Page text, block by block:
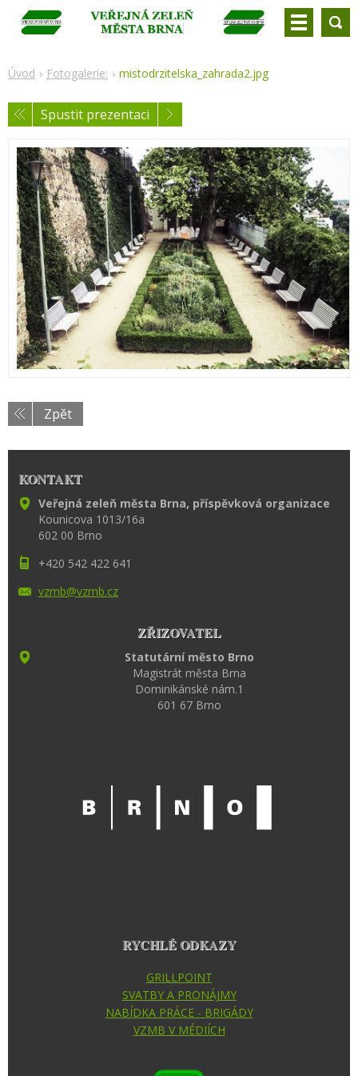
Úvod Fotogalerie: mistodrzitelska_zahrada2.jpg
Spustit prezentaci
Zpět
KONTAKT
Veřejná zeleň města Brna, příspěvková organizace
Kounicova 1013/16a
602 00 Brno
+420 542 422 641
vzmb@vzmb.cz
ZŘIZOVATEL
Statutární město Brno
Magistrát města Brna
Dominikánské nám.1
601 67 Brno
RYCHLÉ ODKAZY
GRILLPOINT
SVATBY A PRONÁJMY
NABÍDKA PRÁCE - BRIGÁDY
VZMB V MÉDIÍCH